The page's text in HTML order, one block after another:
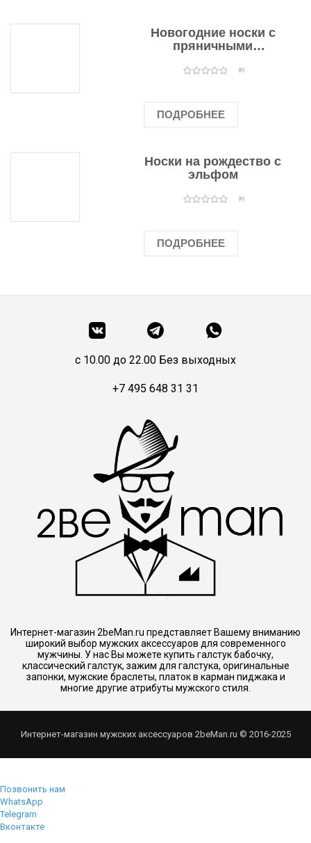
Новогодние носки с
пряничными
(0)
ПОДРОБНЕЕ
Носки на рождество с
эльфом
(0)
ПОДРОБНЕЕ
c 10.00 до 22.00 Без выходных
+7 495 648 31 31
Интернет-магазин 2beMan.ru представляет Вашему вниманию
широкий выбор мужских аксессуаров для современного
мужчины. У нас Вы можете купить галстук бабочку,
классический галстук, зажим для галстука, оригинальные
запонки, мужские браслеты, платок в карман пиджака и
многие другие атрибуты мужского стиля.
Интернет-магазин мужских аксессуаров 2beMan.ru © 2016-2025
Позвонить нам
WhatsApp
Telegram
Вконтакте